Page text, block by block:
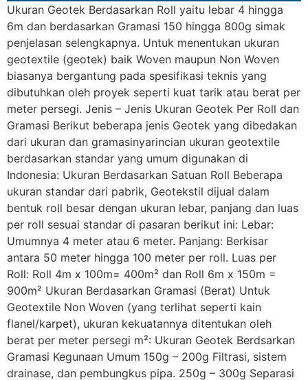
Ukuran Geotek Berdasarkan Roll yaitu lebar 4 hingga
6m dan berdasarkan Gramasi 150 hingga 800g simak
penjelasan selengkapnya. Untuk menentukan ukuran
geotextile (geotek) baik Woven maupun Non Woven
biasanya bergantung pada spesifikasi teknis yang
dibutuhkan oleh proyek seperti kuat tarik atau berat per
meter persegi. Jenis – Jenis Ukuran Geotek Per Roll dan
Gramasi Berikut beberapa jenis Geotek yang dibedakan
dari ukuran dan gramasinyarincian ukuran geotextile
berdasarkan standar yang umum digunakan di
Indonesia: Ukuran Berdasarkan Satuan Roll Beberapa
ukuran standar dari pabrik, Geotekstil dijual dalam
bentuk roll besar dengan ukuran lebar, panjang dan luas
per roll sesuai standar di pasaran berikut ini: Lebar:
Umumnya 4 meter atau 6 meter. Panjang: Berkisar
antara 50 meter hingga 100 meter per roll. Luas per
Roll: Roll 4m x 100m= 400m² dan Roll 6m x 150m =
900m² Ukuran Berdasarkan Gramasi (Berat) Untuk
Geotextile Non Woven (yang terlihat seperti kain
flanel/karpet), ukuran kekuatannya ditentukan oleh
berat per meter persegi m²: Ukuran Geotek Berdsarkan
Gramasi Kegunaan Umum 150g – 200g Filtrasi, sistem
drainase, dan pembungkus pipa. 250g – 300g Separasi